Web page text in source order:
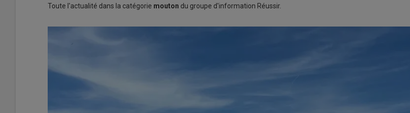
Toute l'actualité dans la catégorie mouton du groupe d'information Réussir.